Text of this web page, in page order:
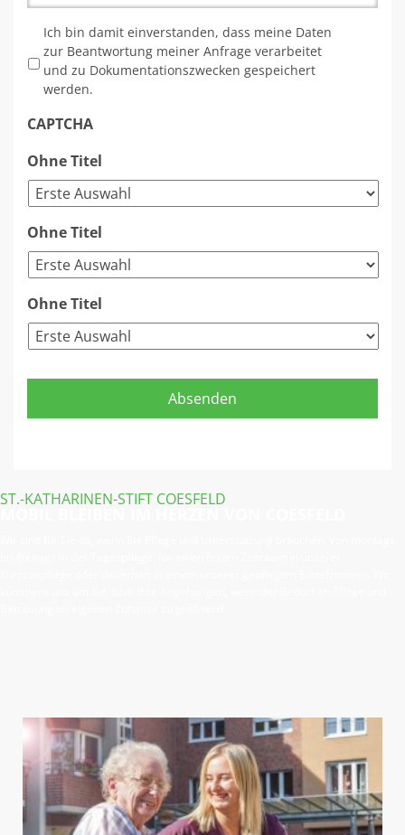
Ich bin damit einverstanden, dass meine Daten
zur Beantwortung meiner Anfrage verarbeitet
und zu Dokumentationszwecken gespeichert
werden.
CAPTCHA
Ohne Titel
Ohne Titel
Ohne Titel
ST.-KATHARINEN-STIFT COESFELD